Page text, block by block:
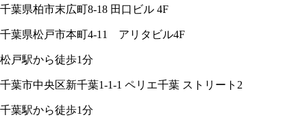
千葉県柏市末広町8-18 田口ビル 4F
千葉県松戸市本町4-11 アリタビル4F
松戸駅から徒歩1分
千葉市中央区新千葉1-1-1 ペリエ千葉 ストリート2
千葉駅から徒歩1分